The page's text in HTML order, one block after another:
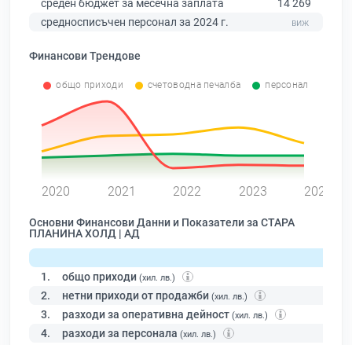
среден бюджет за месечна заплата
14 269
средносписъчен персонал за 2024 г.
Финансови Трендове
общо приходи счетоводна печалба персонал
2020 2021 2022 2023 2024
Основни Финансови Данни и Показатели за СТАРА
ПЛАНИНА ХОЛД | АД
1. общо приходи (хил. лв.)
2. нетни приходи от продажби (хил. лв.)
3. разходи за оперативна дейност (хил. лв.)
4. разходи за персонала (хил. лв.)